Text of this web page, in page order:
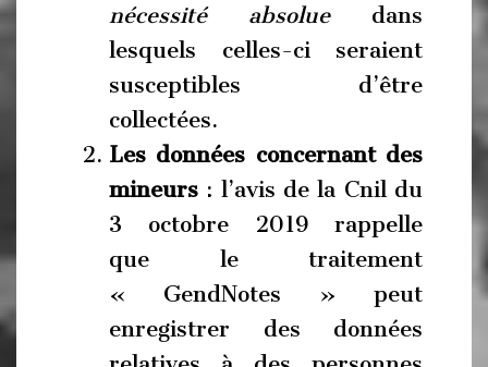
nécessité absoluedans
lesquels celles-ci seraient
susceptibles d’être
collectées.
Les données concernant des
mineurs : l’avis de la Cnil du
3 octobre 2019 rappelle
que le traitement
« GendNotes » peut
enregistrer des données